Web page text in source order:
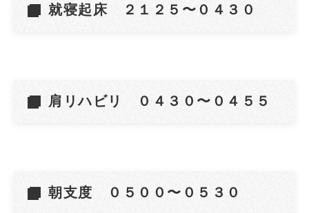
就寝起床 ２１２５〜０４３０
肩リハビリ ０４３０〜０４５５
朝支度 ０５００〜０５３０